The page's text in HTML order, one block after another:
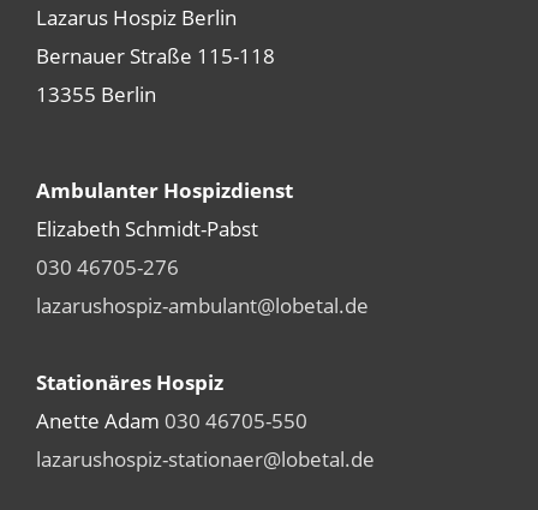
Lazarus Hospiz Berlin
Bernauer Straße 115-118
13355 Berlin
Ambulanter Hospizdienst
Elizabeth Schmidt-Pabst
030 46705-276
lazarushospiz-ambulant@lobetal.de
Stationäres Hospiz
Anette Adam 030 46705-550
lazarushospiz-stationaer@lobetal.de